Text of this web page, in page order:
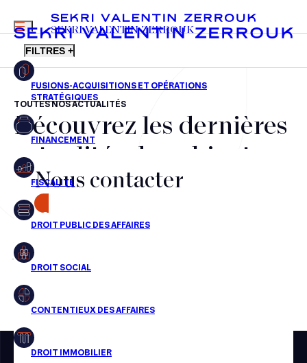
FR EN
MENU
SEKRI VALENTIN ZERROUK
FILTRES +
Fusions-acquisitions et opérations stratégiques
Financement
Fiscalité
Droit public des affaires
Droit social
Droit immobilier
Restructuring
TOUTES NOS ACTUALITÉS
Découvrez les dernières
actualités du cabinet,
nos récompenses et nos
transactions, jour après
jour
Aucun résultats pour cette recherche
Nous contacter